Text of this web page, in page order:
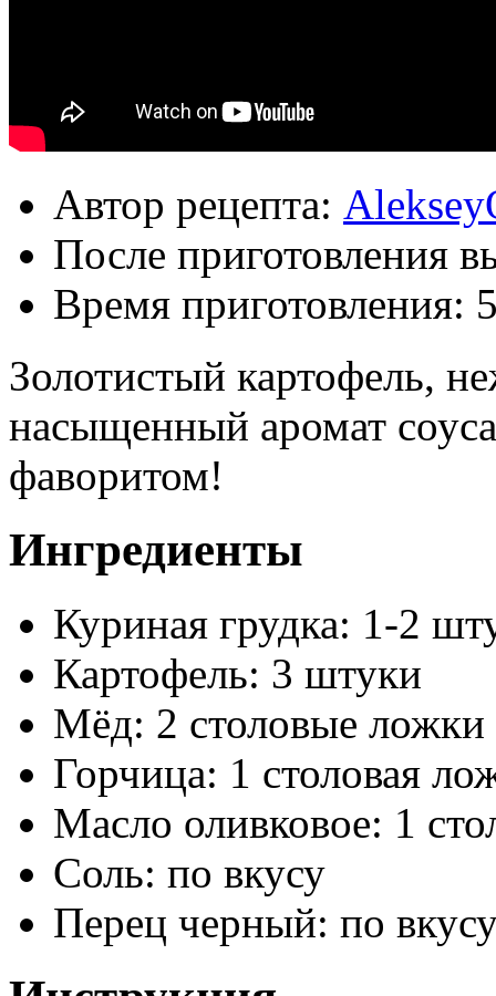
Автор рецепта:
После приготовления
Время приготовления:
Золотистый картофель,
насыщенный аромат
фаворитом!
Ингредиенты
Куриная грудка: 1-2
Картофель: 3 штуки
Мёд: 2 столовые ложки
Горчица: 1 столовая
Масло оливковое: 1
Соль: по вкусу
Перец черный: по